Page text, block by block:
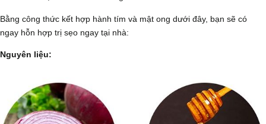
Bằng công thức kết hợp hành tím và mật ong dưới đây, bạn sẽ có
ngay hỗn hợp trị sẹo ngay tại nhà:
Nguyên liệu: